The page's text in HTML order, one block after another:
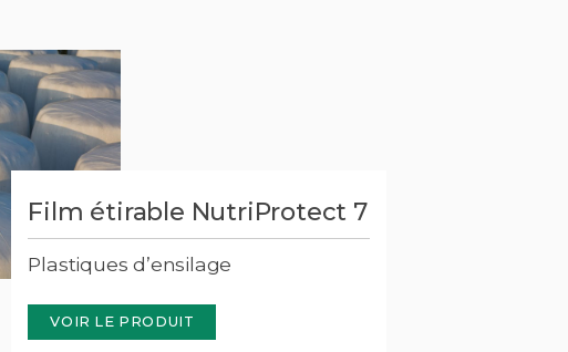
Film étirable NutriProtect 7
Plastiques d’ensilage
VOIR LE PRODUIT